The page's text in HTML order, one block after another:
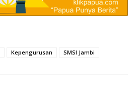
Kepengurusan SMSI Jambi